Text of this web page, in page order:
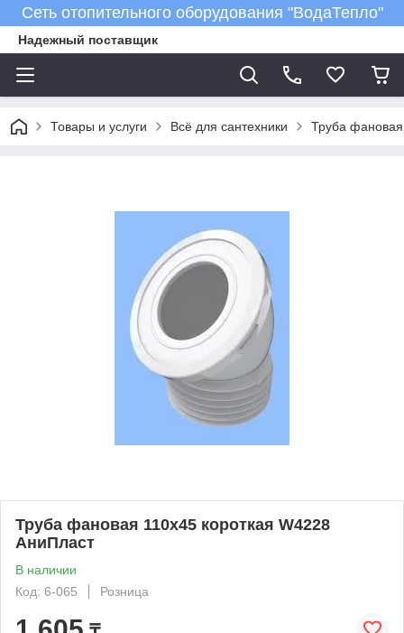
Сеть отопительного оборудования "ВодаТепло"
Надежный поставщик
Товары и услуги Всё для сантехники Труба фановая
Труба фановая 110х45 короткая W4228
АниПласт
В наличии
Код: 6-065
Розница